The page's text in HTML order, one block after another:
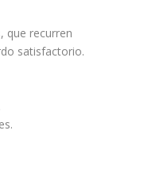
que recurren
satisfactorio.